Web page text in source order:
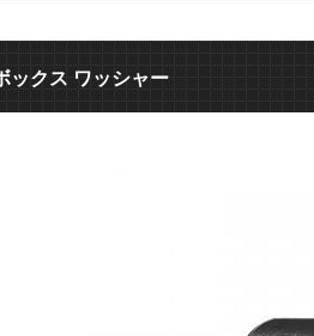
ックス ワッシャー